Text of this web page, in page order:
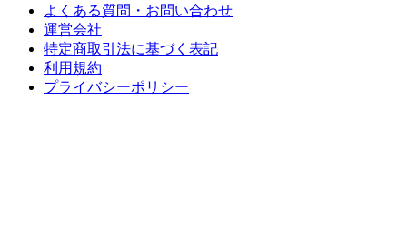
よくある質問・お問い合わせ
運営会社
特定商取引法に基づく表記
利用規約
プライバシーポリシー